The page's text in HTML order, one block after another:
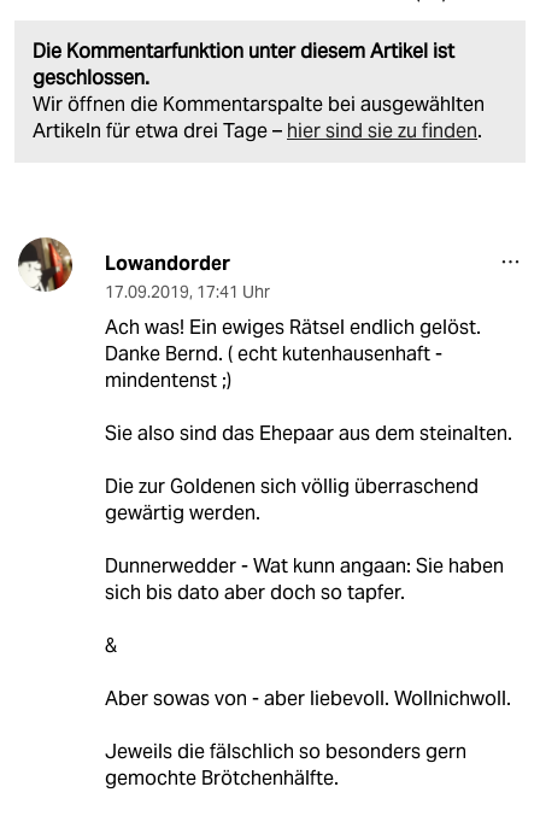
Die Kommentarfunktion unter diesem Artikel ist
geschlossen.
Wir öffnen die Kommentarspalte bei ausgewählten
Artikeln für etwa drei Tage – hier sind sie zu finden.
Lowandorder
17.09.2019, 17:41 Uhr
Ach was! Ein ewiges Rätsel endlich gelöst.
Danke Bernd. ( echt kutenhausenhaft -
mindentenst ;)
Sie also sind das Ehepaar aus dem steinalten.
Die zur Goldenen sich völlig überraschend
gewärtig werden.
Dunnerwedder - Wat kunn angaan: Sie haben
sich bis dato aber doch so tapfer.
&
Aber sowas von - aber liebevoll. Wollnichwoll.
Jeweils die fälschlich so besonders gern
gemochte Brötchenhälfte.